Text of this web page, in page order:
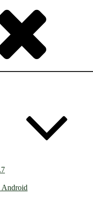
Android